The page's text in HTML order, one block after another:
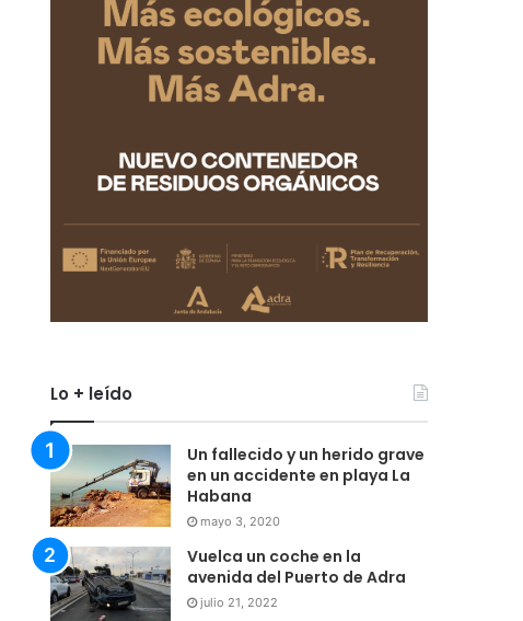
Lo + leído
Un fallecido y un herido grave
en un accidente en playa La
Habana
mayo 3, 2020
Vuelca un coche en la
avenida del Puerto de Adra
julio 21, 2022